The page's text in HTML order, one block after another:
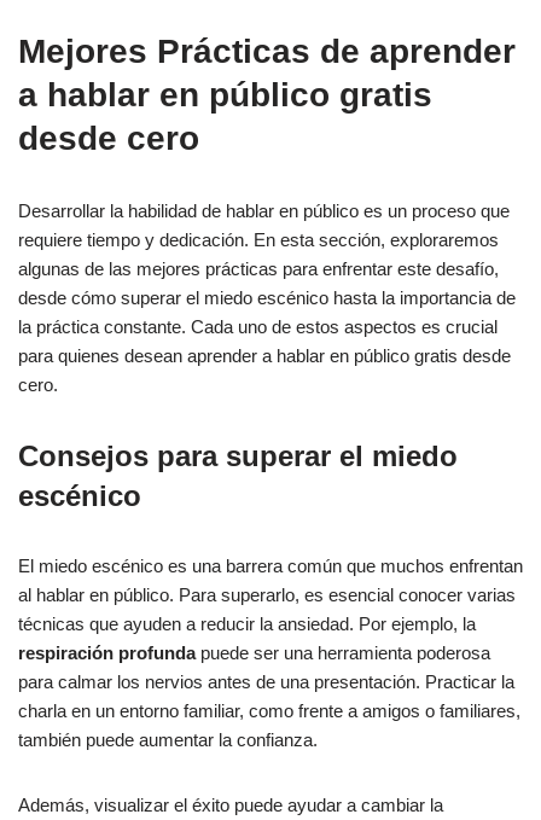
Mejores Prácticas de aprender
a hablar en público gratis
desde cero
Desarrollar la habilidad de hablar en público es un proceso que
requiere tiempo y dedicación. En esta sección, exploraremos
algunas de las mejores prácticas para enfrentar este desafío,
desde cómo superar el miedo escénico hasta la importancia de
la práctica constante. Cada uno de estos aspectos es crucial
para quienes desean aprender a hablar en público gratis desde
cero.
Consejos para superar el miedo
escénico
El miedo escénico es una barrera común que muchos enfrentan
al hablar en público. Para superarlo, es esencial conocer varias
técnicas que ayuden a reducir la ansiedad. Por ejemplo, la
respiración profundapuede ser una herramienta poderosa
para calmar los nervios antes de una presentación. Practicar la
charla en un entorno familiar, como frente a amigos o familiares,
también puede aumentar la confianza.
Además, visualizar el éxito puede ayudar a cambiar la